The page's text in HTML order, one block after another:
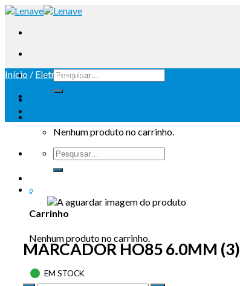
Nenhum produto no carrinho.
0
Carrinho
Nenhum produto no carrinho.
Início / Eletricidade
MARCADOR HO85 6.0MM (3)
EM STOCK